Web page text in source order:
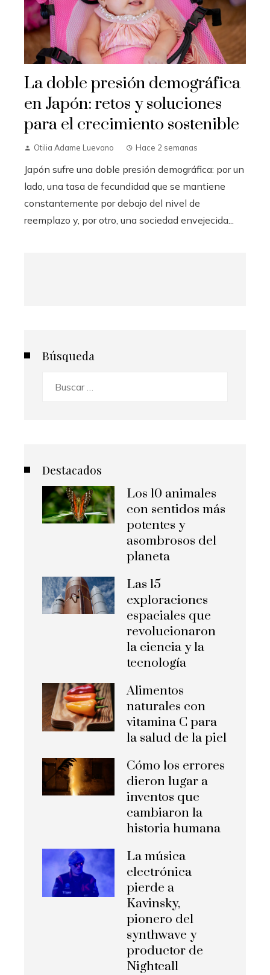
La doble presión demográfica
en Japón: retos y soluciones
para el crecimiento sostenible
Otilia Adame Luevano Hace 2 semanas
Japón sufre una doble presión demográfica: por un
lado, una tasa de fecundidad que se mantiene
constantemente por debajo del nivel de
reemplazo y, por otro, una sociedad envejecida...
Búsqueda
Destacados
Los 10 animales
con sentidos más
potentes y
asombrosos del
planeta
Las 15
exploraciones
espaciales que
revolucionaron
la ciencia y la
tecnología
Alimentos
naturales con
vitamina C para
la salud de la piel
Cómo los errores
dieron lugar a
inventos que
cambiaron la
historia humana
La música
electrónica
pierde a
Kavinsky,
pionero del
synthwave y
productor de
Nightcall